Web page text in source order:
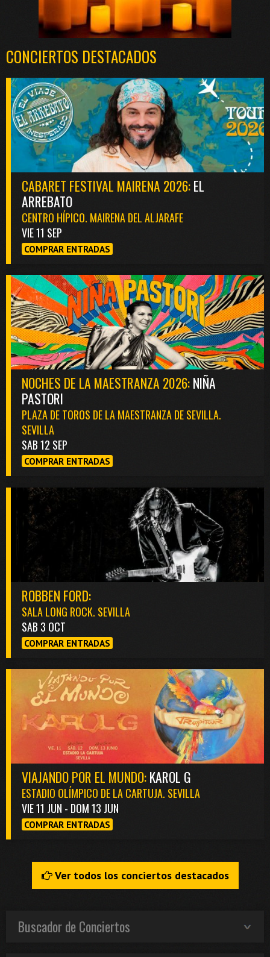
CONCIERTOS DESTACADOS
CABARET FESTIVAL MAIRENA 2026:EL
ARREBATO
CENTRO HÍPICO. MAIRENA DEL ALJARAFE
VIE 11 SEP
COMPRAR ENTRADAS
NOCHES DE LA MAESTRANZA 2026:NIÑA
PASTORI
PLAZA DE TOROS DE LA MAESTRANZA DE SEVILLA.
SEVILLA
SAB 12 SEP
COMPRAR ENTRADAS
ROBBEN FORD:
SALA LONG ROCK. SEVILLA
SAB 3 OCT
COMPRAR ENTRADAS
VIAJANDO POR EL MUNDO:KAROL G
ESTADIO OLÍMPICO DE LA CARTUJA. SEVILLA
VIE 11 JUN - DOM 13 JUN
COMPRAR ENTRADAS
Ver todos los conciertos destacados
Buscador de Conciertos